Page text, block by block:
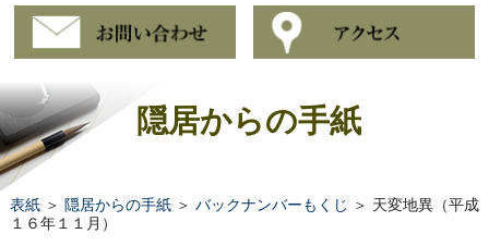
隠居からの手紙
表紙＞ 隠居からの手紙＞ バックナンバーもくじ ＞ 天変地異（平成
１６年１１月）